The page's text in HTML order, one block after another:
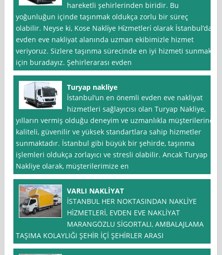
hareketli şehirlerinden biridir. Bu
yoğunluğun içinde taşınmak oldukça zorlu bir süreç
olabilir. Neyse ki, Kose Nakli̇ye Hi̇zmetleri̇ olarak İstanbul’da
evden eve nakliyat alanında uzman ekibimizle hizmet
veriyoruz. Sizlere taşınma sürecinde en iyi hizmeti sunmak
için buradayız. Şehirlerarası evden
Turyap nakliye
İstanbul‘un en önemli evden eve nakliyat
hizmetleri sağlayıcısı olan Turyap Nakliye,
yılların vermiş olduğu deneyim ve uzmanlıkla müşterilerine
kaliteli, güvenilir ve yüksek standartlara sahip hizmetler
sunmaktadır. İstanbul gibi büyük bir şehirde, taşınma
işlemleri oldukça zorlayıcı ve stresli olabilir. Ancak Turyap
Nakliye olarak, müşterilerimize en
VARLI NAKLİYAT
İSTANBUL HER NOKTASINDAN NAKLİYE
HİZMETLERİ, EVDEN EVE NAKLİYAT
MARANGÖZLU SİGORTALI, AMBALAJLAMA
TAŞIMA KOLAYLIĞI ŞEHİR İÇİ ŞEHİRLER ARASI